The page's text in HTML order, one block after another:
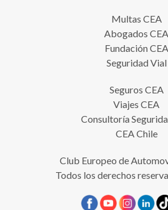
Multas CEA
Abogados CEA
Fundación CEA
Seguridad Vial
Seguros CEA
Viajes CEA
Consultoría
CEA Chile
Club Europeo de
Todos los derechos